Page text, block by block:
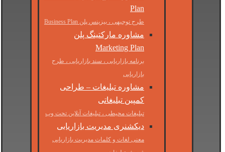
Plan
طرح توجیهی ، بیزینس پلن Business Plan
مشاوره مارکتینگ پلن
Marketing Plan
برنامه بازاریابی ، سند بازاریابی ، طرح
بازاریابی
مشاوره تبلیغات – طراحی
کمپین تبلیغاتی
تبلیغات محیطی ، تبلیغات آنلاین تحت وب
دیکشنری مدیریت بازاریابی
معنی لغات و کلمات مدیریت بازاریابی